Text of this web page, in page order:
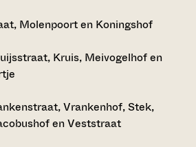
Molenpoort en Koningshof
Kruis, Meivogelhof en
Vrankenhof, Stek,
en Veststraat